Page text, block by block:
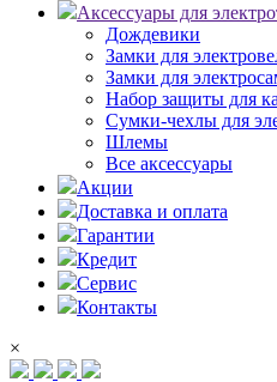
Аксессуары для
Дождевики
Замки для
Замки для
Набор защиты для
Сумки-чехлы для
Шлемы
Все аксессуары
Акции
Доставка и оплата
Гарантии
Кредит
Сервис
Контакты
×